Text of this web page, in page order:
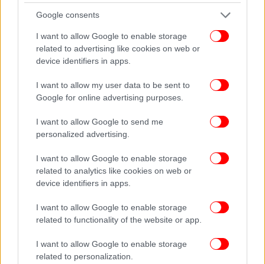
Google consents
I want to allow Google to enable storage
related to advertising like cookies on web or
device identifiers in apps.
I want to allow my user data to be sent to
Google for online advertising purposes.
I want to allow Google to send me
personalized advertising.
I want to allow Google to enable storage
related to analytics like cookies on web or
device identifiers in apps.
I want to allow Google to enable storage
related to functionality of the website or app.
I want to allow Google to enable storage
related to personalization.
Η Ιαπωνία, η οποία βρίσκεται στο λεγόμενο
«Δακτύλιο της Φωτιάς» στον Ειρηνικό Ωκεανό, είναι
μια από τις πιο σεισμογενείς χώρες στον κόσμο. Τις
τελευταίες ημέρες έχουν σημειωθεί περισσότεροι
από 900 σεισμοί, οι περισσότεροι μικρές δονήσεις,
σε νησιά στα ανοικτά το νότιου άκρου του Κιούσου.
Πανεπιστήμιο του Τόκιο ο οποίος μελετά τη
σεισμολογία από το 1971, λέει πως οι βασισμένες
στην επιστήμη προβλέψεις για σεισμούς είναι
«αδύνατες».
επιστημονική καριέρα μου δεν επιβεβαιώθηκε
έστω και λίγο», δήλωσε.
Εντούτοις η αεροπορική εταιρεία χαμηλού κόστους